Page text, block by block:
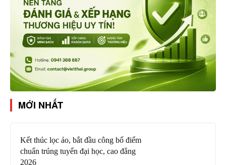
MỚI NHẤT
Kết thúc lọc ảo, bắt đầu công bố điểm
chuẩn trúng tuyển đại học, cao đẳng
2026